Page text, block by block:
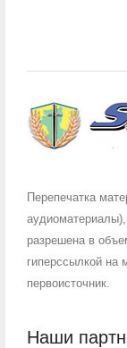
Перепечатка
разрешена в
гиперссылкой на
первоисточник.
Наши